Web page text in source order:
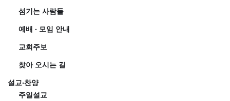
섬기는 사람들
예배 · 모임 안내
교회주보
찾아 오시는 길
설교·찬양
주일설교